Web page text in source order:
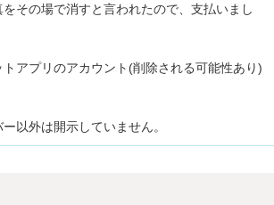
その場で消すと言われたので、支払いまし
アプリのアカウント(削除される可能性あり)
以外は開示していません。